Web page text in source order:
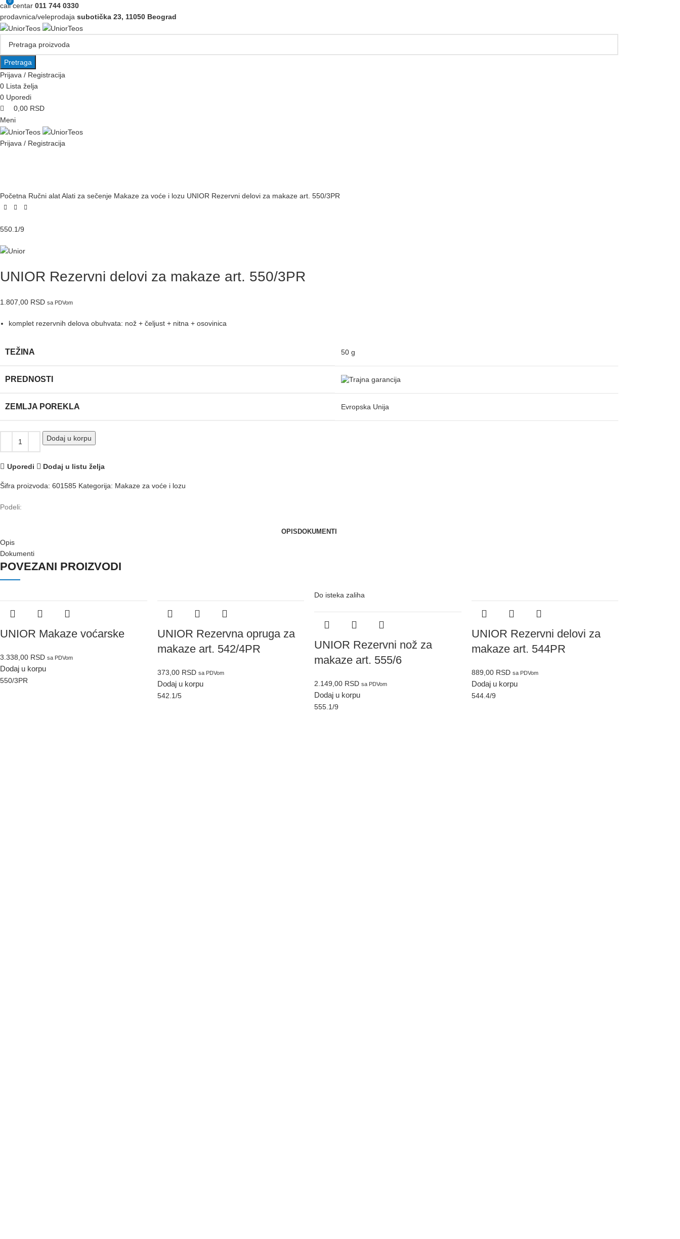
call centar 011 744 0330
prodavnica/veleprodaja subotička 23, 11050 Beograd
Pretraga
Prijava / Registracija
0 Lista želja
0 Uporedi
0
0,00 RSD
Meni
Prijava / Registracija
Početna Ručni alatAlati za sečenje Makaze za voće i lozu UNIOR Rezervni delovi za makaze art. 550/3PR
550.1/9
UNIOR Rezervni delovi za makaze art. 550/3PR
1.807,00 RSD sa PDVom
komplet rezervnih delova obuhvata: nož + čeljust + nitna + osovinica
TEŽINA 50 g
PREDNOSTI
ZEMLJA POREKLA Evropska Unija
Dodaj u korpu
Uporedi Dodaj u listu želja
Šifra proizvoda: 601585 Kategorija: Makaze za voće i lozu
Podeli:
OPIS DOKUMENTI
Opis
Dokumenti
POVEZANI PROIZVODI
UNIOR Makaze voćarske
3.338,00 RSD sa PDVom
Dodaj u korpu
550/3PR
UNIOR Rezervna opruga za
makaze art. 542/4PR
373,00 RSD sa PDVom
Dodaj u korpu
542.1/5
Do isteka zaliha
UNIOR Rezervni nož za
makaze art. 555/6
2.149,00 RSD sa PDVom
Dodaj u korpu
555.1/9
UNIOR Rezervni delovi za
makaze art. 544PR
889,00 RSD sa PDVom
Dodaj u korpu
544.4/9
0